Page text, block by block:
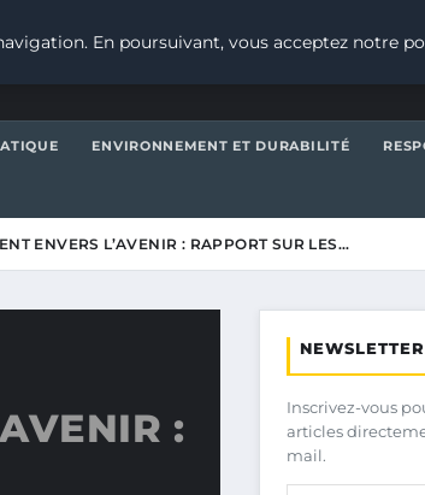
ENVIRONNEMENT ET DURABILITÉ
ENVERS L’AVENIR : RAPPORT SUR LES…
:
NEWSLETTER
Inscrivez-vous
articles
mail.
En poursuivant, vous acceptez notre